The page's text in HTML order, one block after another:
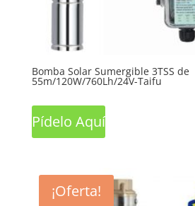
Bomba Solar Sumergible 3TSS de
55m/120W/760Lh/24V-Taifu
Pídelo Aquí
¡Oferta!